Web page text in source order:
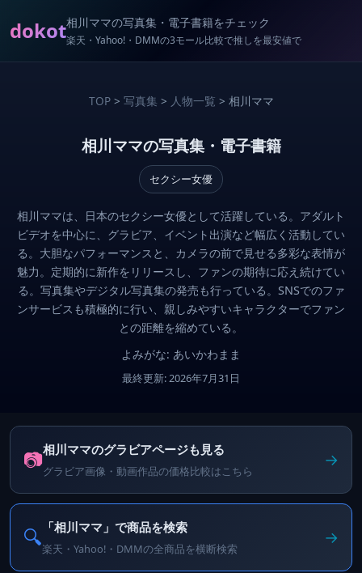
dokot相川ママの写真集・電子書籍をチェック
楽天・Yahoo!・DMMの3モール比較で推しを最安値で
TOP> 写真集 > 人物一覧 > 相川ママ
相川ママの写真集・電子書籍
セクシー女優
相川ママは、日本のセクシー女優として活躍している。アダルト
ビデオを中心に、グラビア、イベント出演など幅広く活動してい
る。大胆なパフォーマンスと、カメラの前で見せる多彩な表情が
魅力。定期的に新作をリリースし、ファンの期待に応え続けてい
る。写真集やデジタル写真集の発売も行っている。SNSでのファ
ンサービスも積極的に行い、親しみやすいキャラクターでファン
との距離を縮めている。
よみがな: あいかわまま
最終更新: 2026年7月31日
📷相川ママのグラビアページも見る
グラビア画像・動画作品の価格比較はこちら
→
🔍 「相川ママ」で商品を検索
楽天・Yahoo!・DMMの全商品を横断検索
→